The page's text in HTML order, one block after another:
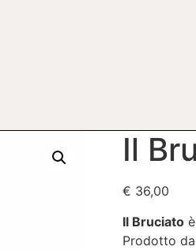
Il
€ 36,00
Il Bruciatoè
Prodotto